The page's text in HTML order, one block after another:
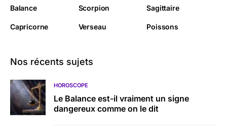
Balance Scorpion Sagittaire
Capricorne Verseau Poissons
Nos récents sujets
HOROSCOPE
Le Balance est-il vraiment un signe
dangereux comme on le dit